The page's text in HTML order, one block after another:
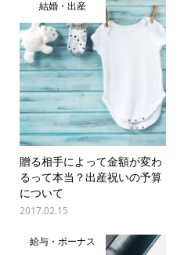
結婚・出産
贈る相手によって金額が変わ
るって本当？出産祝いの予算
について
2017.02.15
給与・ボーナス